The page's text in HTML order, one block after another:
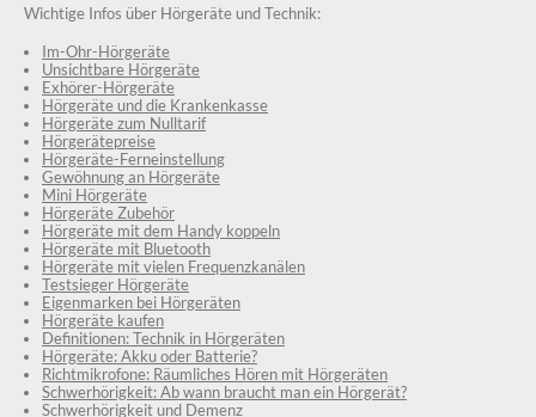
Wichtige Infos über Hörgeräte und Technik:
Im-Ohr-Hörgeräte
Unsichtbare Hörgeräte
Exhörer-Hörgeräte
Hörgeräte und die Krankenkasse
Hörgeräte zum Nulltarif
Hörgerätepreise
Hörgeräte-Ferneinstellung
Gewöhnung an Hörgeräte
Mini Hörgeräte
Hörgeräte Zubehör
Hörgeräte mit dem Handy koppeln
Hörgeräte mit Bluetooth
Hörgeräte mit vielen Frequenzkanälen
Testsieger Hörgeräte
Eigenmarken bei Hörgeräten
Hörgeräte kaufen
Definitionen: Technik in Hörgeräten
Hörgeräte: Akku oder Batterie?
Richtmikrofone: Räumliches Hören mit Hörgeräten
Schwerhörigkeit: Ab wann braucht man ein Hörgerät?
Schwerhörigkeit und Demenz